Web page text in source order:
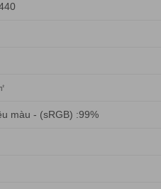
màu - (sRGB) :99%